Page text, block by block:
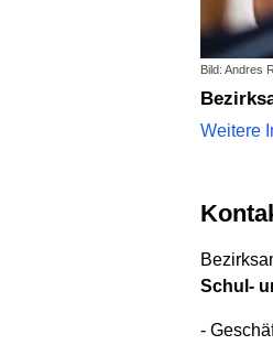
Bild: Andres
Weitere
Schul-
-